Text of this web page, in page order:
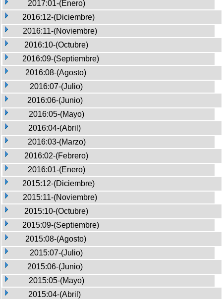
2017:01-(Enero)
2016:12-(Diciembre)
2016:11-(Noviembre)
2016:10-(Octubre)
2016:09-(Septiembre)
2016:08-(Agosto)
2016:07-(Julio)
2016:06-(Junio)
2016:05-(Mayo)
2016:04-(Abril)
2016:03-(Marzo)
2016:02-(Febrero)
2016:01-(Enero)
2015:12-(Diciembre)
2015:11-(Noviembre)
2015:10-(Octubre)
2015:09-(Septiembre)
2015:08-(Agosto)
2015:07-(Julio)
2015:06-(Junio)
2015:05-(Mayo)
2015:04-(Abril)